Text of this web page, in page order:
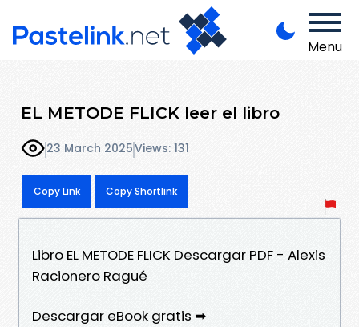
Menu
EL METODE FLICK leer el libro
23 March 2025Views: 131
Copy Link Copy Shortlink
Libro EL METODE FLICK Descargar PDF - Alexis
Racionero Ragué
Descargar eBook gratis ➡